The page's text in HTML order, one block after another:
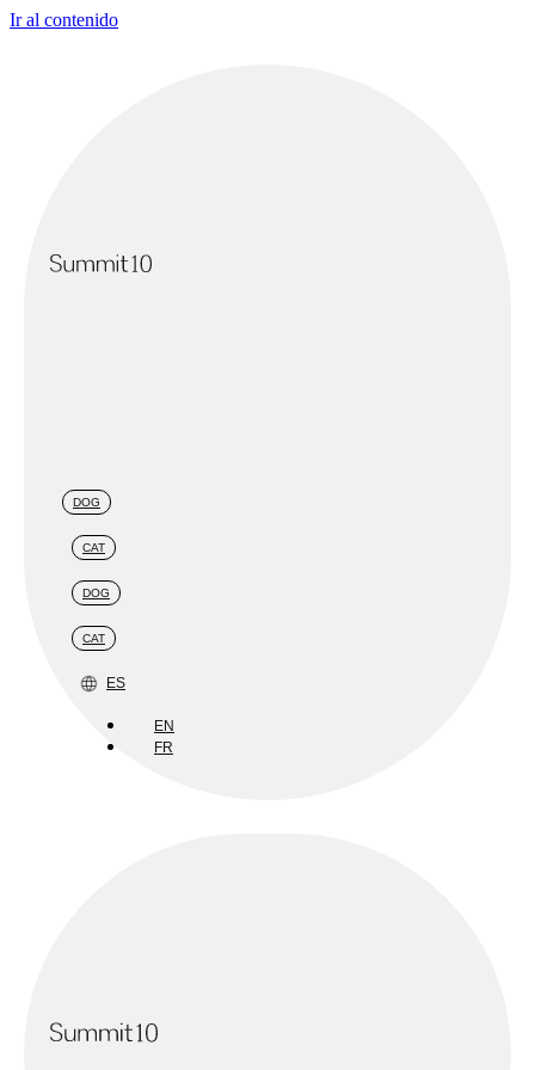
Ir al contenido
DOG
CAT
DOG
CAT
ES
EN
FR